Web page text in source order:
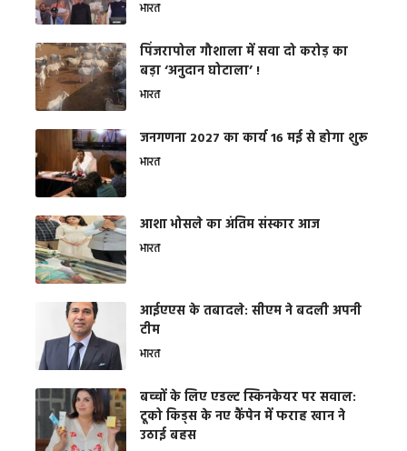
भारत
​पिंजरापोल गौशाला में सवा दो करोड़ का
बड़ा ‘अनुदान घोटाला’ !
भारत
जनगणना 2027 का कार्य 16 मई से होगा शुरू
भारत
आशा भोसले का अंतिम संस्कार आज
भारत
आईएएस के तबादले: सीएम ने बदली अपनी
टीम
भारत
बच्चों के लिए एडल्ट स्किनकेयर पर सवाल:
टूको किड्स के नए कैंपेन में फराह खान ने
उठाई बहस